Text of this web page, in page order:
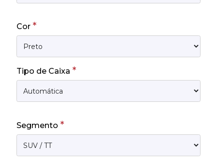
Cor *
Tipo de Caixa *
Segmento *